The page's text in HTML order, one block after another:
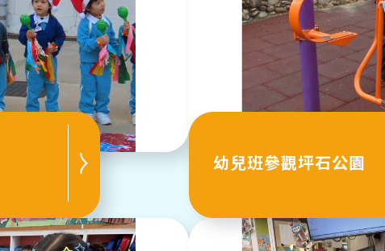
幼兒班參觀坪石公園